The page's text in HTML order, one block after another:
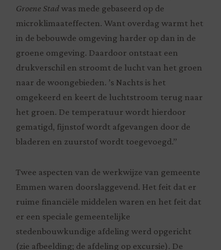
Groene Stadwas mede gebaseerd op de
microklimaateffecten. Want overdag warmt het
in de bebouwde omgeving harder op dan in de
groene omgeving. Daardoor ontstaat een
drukverschil en stroomt de lucht van het groen
naar de woongebieden. ’s Nachts is het
omgekeerd en keert de luchtstroom terug naar
het groen. De temperatuur wordt hierdoor
gematigd, fijnstof wordt afgevangen door de
bladeren en zuurstof wordt toegevoegd.”
Twee aspecten van de werkwijze van gemeente
Emmen waren doorslaggevend. Het feit dat er
ruime financiële middelen waren en het feit dat
er een speciale gemeentelijke
stedenbouwkundige afdeling werd opgericht
(zie afbeelding; de afdeling op excursie). De